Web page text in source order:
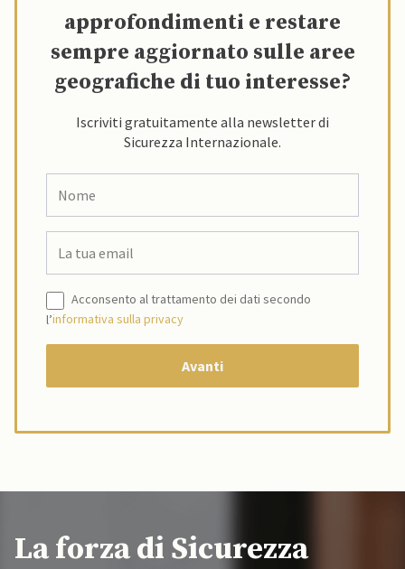
approfondimenti e restare
sempre aggiornato sulle aree
geografiche di tuo interesse?
Iscriviti gratuitamente alla newsletter di
Sicurezza Internazionale.
Acconsento al trattamento dei dati secondo
l’informativa sulla privacy
La forza di Sicurezza